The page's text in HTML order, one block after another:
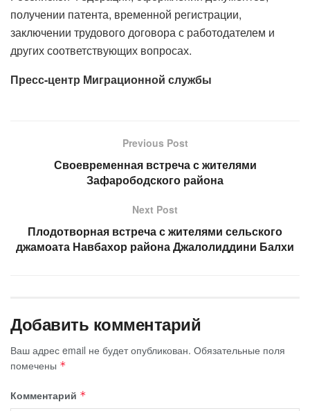
получении патента, временной регистрации,
заключении трудового договора с работодателем и
других соответствующих вопросах.
Пресс-центр Миграционной службы
Previous Post
Своевременная встреча с жителями
Зафарободского района
Next Post
Плодотворная встреча с жителями сельского
джамоата Навбахор района Джалолиддини Балхи
Добавить комментарий
Ваш адрес email не будет опубликован. Обязательные поля
помечены *
Комментарий *